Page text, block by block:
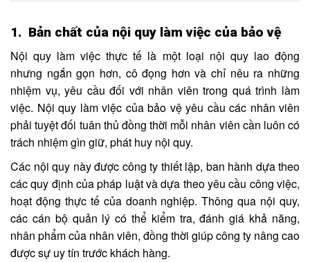
1. Bản chất của nội quy làm việc của bảo vệ
Nội quy làm việc thực tế là một loại nội quy lao động
nhưng ngắn gọn hơn, cô đọng hơn và chỉ nêu ra những
nhiệm vụ, yêu cầu đối với nhân viên trong quá trình làm
việc. Nội quy làm việc của bảo vệ yêu cầu các nhân viên
phải tuyệt đối tuân thủ đồng thời mỗi nhân viên cần luôn có
trách nhiệm gìn giữ, phát huy nội quy.
Các nội quy này được công ty thiết lập, ban hành dựa theo
các quy định của pháp luật và dựa theo yêu cầu công việc,
hoạt động thực tế của doanh nghiệp. Thông qua nội quy,
các cán bộ quản lý có thể kiểm tra, đánh giá khả năng,
nhân phẩm của nhân viên, đồng thời giúp công ty nâng cao
được sự uy tín trước khách hàng.